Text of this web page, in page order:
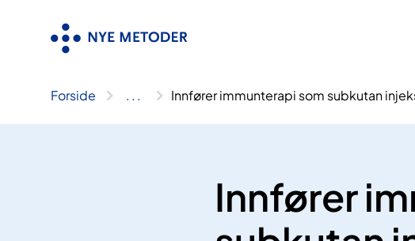
Forside .. . Innfører immunterapi som subkutan
Innfører